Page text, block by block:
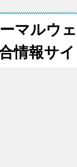
マルウ
情報サイ